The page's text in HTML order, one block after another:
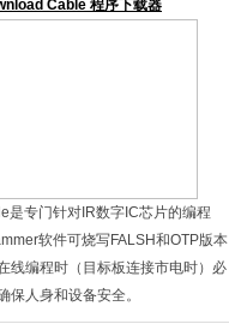
Cable 程序下载器
是专门针对IR数字IC芯片的编程
软件可烧写FALSH和OTP版本
线编程时（目标板连接市电时）必
保人身和设备安全。